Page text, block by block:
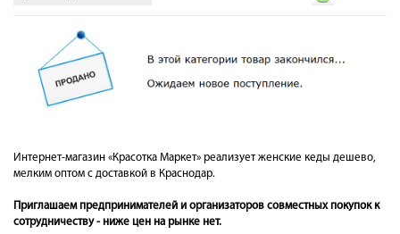
Интернет-магазин «Красотка Маркет» реализует женские кеды дешево,
мелким оптом с доставкой в Краснодар.
Приглашаем предпринимателей и организаторов совместных покупок к
сотрудничеству - ниже цен на рынке нет.